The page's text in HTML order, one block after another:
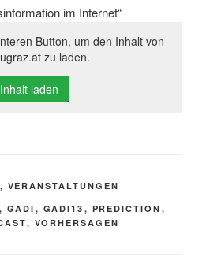
im Internet“
Button, um den Inhalt von
zu laden.
Inhalt laden
, VERANSTALTUNGEN
, GADI , GADI13 , PREDICTION ,
, VORHERSAGEN